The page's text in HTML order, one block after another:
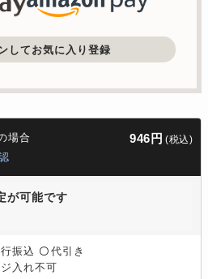
してお気に入り登録
場合 946円 (税込)
が可能です
振込 〇 代引き
入れ不可